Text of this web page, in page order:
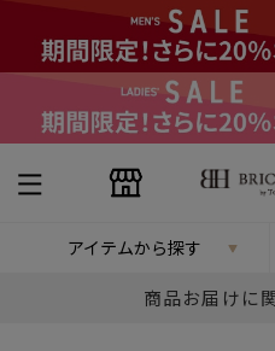
アイテムから探す
商品お届けに